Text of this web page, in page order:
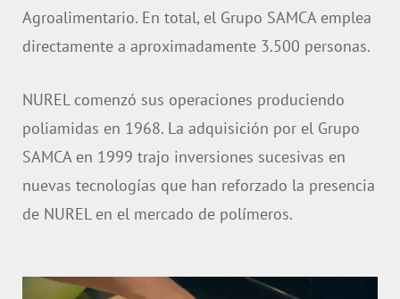
Agroalimentario. En total, el Grupo SAMCA emplea
directamente a aproximadamente 3.500 personas.
NUREL comenzó sus operaciones produciendo
poliamidas en 1968. La adquisición por el Grupo
SAMCA en 1999 trajo inversiones sucesivas en
nuevas tecnologías que han reforzado la presencia
de NUREL en el mercado de polímeros.